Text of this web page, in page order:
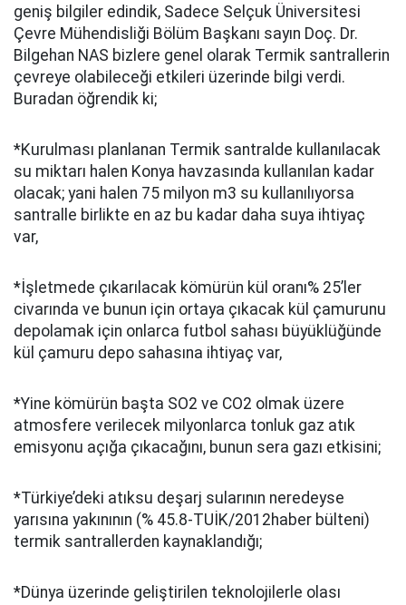
geniş bilgiler edindik, Sadece Selçuk Üniversitesi
Çevre Mühendisliği Bölüm Başkanı sayın Doç. Dr.
Bilgehan NAS bizlere genel olarak Termik santrallerin
çevreye olabileceği etkileri üzerinde bilgi verdi.
Buradan öğrendik ki;
*Kurulması planlanan Termik santralde kullanılacak
su miktarı halen Konya havzasında kullanılan kadar
olacak; yani halen 75 milyon m3 su kullanılıyorsa
santralle birlikte en az bu kadar daha suya ihtiyaç
var,
*İşletmede çıkarılacak kömürün kül oranı% 25’ler
civarında ve bunun için ortaya çıkacak kül çamurunu
depolamak için onlarca futbol sahası büyüklüğünde
kül çamuru depo sahasına ihtiyaç var,
*Yine kömürün başta SO2 ve CO2 olmak üzere
atmosfere verilecek milyonlarca tonluk gaz atık
emisyonu açığa çıkacağını, bunun sera gazı etkisini;
*Türkiye’deki atıksu deşarj sularının neredeyse
yarısına yakınının (% 45.8-TUİK/2012haber bülteni)
termik santrallerden kaynaklandığı;
*Dünya üzerinde geliştirilen teknolojilerle olası